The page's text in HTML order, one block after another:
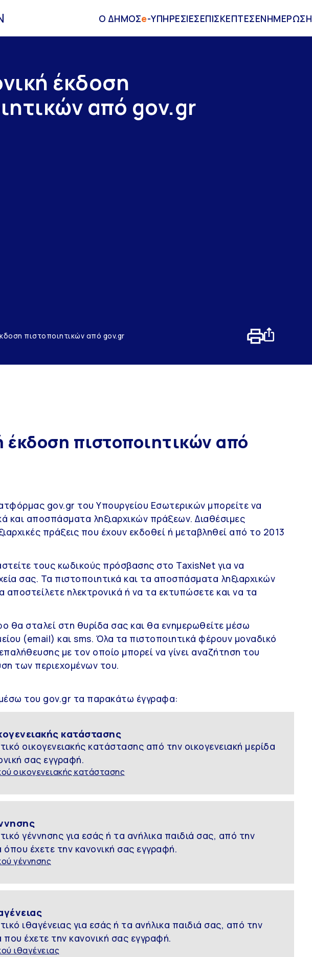
Ο ΔΗΜΟΣe-ΥΠΗΡΕΣΙΕΣΕΠΙΣΚΕΠΤΕΣΕΝΗΜΕΡΩΣΗ
έκδοση
από gov.gr
πιστοποιητικών από gov.gr
έκδοση πιστοποιητικών από
gov.gr του Υπουργείου Εσωτερικών μπορείτε να
και αποσπάσματα ληξιαρχικών πράξεων. Διαθέσιμες
πράξεις που έχουν εκδοθεί ή μεταβληθεί από το 2013
τους κωδικούς πρόσβασης στο TaxisNet για να
σας. Τα πιστοποιητικά και τα αποσπάσματα ληξιαρχικών
αποστείλετε ηλεκτρονικά ή να τα εκτυπώσετε και να τα
θα σταλεί στη θυρίδα σας και θα ενημερωθείτε μέσω
(email) και sms. Όλα τα πιστοποιητικά φέρουν μοναδικό
με τον οποίο μπορεί να γίνει αναζήτηση του
των περιεχομένων του.
του gov.gr τα παρακάτω έγγραφα:
κατάστασης
οικογενειακής κατάστασης από την οικογενειακή μερίδα
σας εγγραφή.
οικογενειακής κατάστασης
γέννησης για εσάς ή τα ανήλικα παιδιά σας, από την
όπου έχετε την κανονική σας εγγραφή.
γέννησης
ιθαγένειας για εσάς ή τα ανήλικα παιδιά σας, από την
που έχετε την κανονική σας εγγραφή.
ιθαγένειας